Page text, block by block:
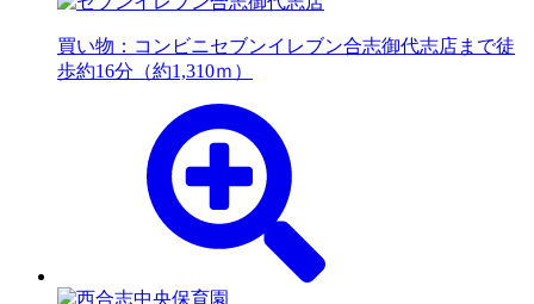
買い物：コンビニセブンイレブン合志御代志店まで徒
歩約16分（約1,310ｍ）